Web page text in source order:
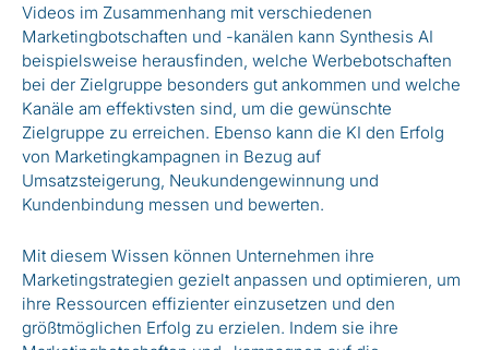
Videos im Zusammenhang mit verschiedenen
Marketingbotschaften und -kanälen kann Synthesis AI
beispielsweise herausfinden, welche Werbebotschaften
bei der Zielgruppe besonders gut ankommen und welche
Kanäle am effektivsten sind, um die gewünschte
Zielgruppe zu erreichen. Ebenso kann die KI den Erfolg
von Marketingkampagnen in Bezug auf
Umsatzsteigerung, Neukundengewinnung und
Kundenbindung messen und bewerten.
Mit diesem Wissen können Unternehmen ihre
Marketingstrategien gezielt anpassen und optimieren, um
ihre Ressourcen effizienter einzusetzen und den
größtmöglichen Erfolg zu erzielen. Indem sie ihre